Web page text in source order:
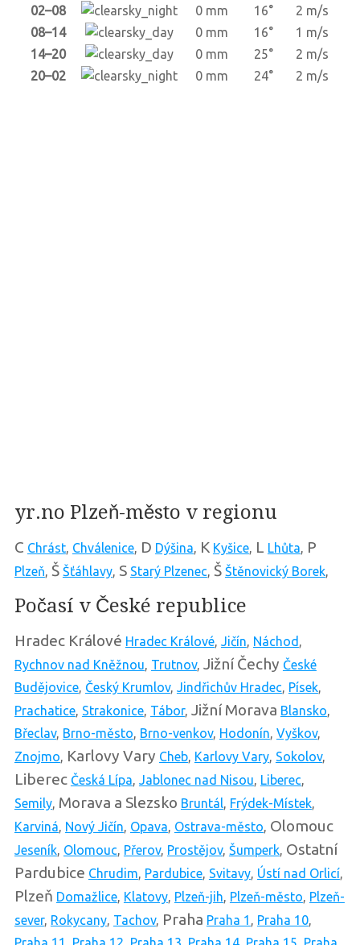
02–08
0 mm 16°
2 m/s
08–14
0 mm 16°
1 m/s
14–20
0 mm 25°
2 m/s
20–02
0 mm 24° 2 m/s
yr.no Plzeň-město v regionu
C Chrást, Chválenice, D Dýšina, K Kyšice, L Lhůta, P
Plzeň, Š Šťáhlavy, S Starý Plzenec, Š Štěnovický Borek,
Počasí v České republice
Hradec Králové Hradec Králové, Jičín, Náchod ,
Rychnov nad Kněžnou, Trutnov, Jižní Čechy České
Budějovice, Český Krumlov, Jindřichův Hradec, Písek,
Prachatice, Strakonice, Tábor, Jižní Morava Blansko,
Břeclav, Brno-město, Brno-venkov, Hodonín, Vyškov,
Znojmo, Karlovy Vary Cheb, Karlovy Vary, Sokolov,
Liberec Česká Lípa, Jablonec nad Nisou, Liberec,
Semily, Morava a Slezsko Bruntál, Frýdek-Místek,
Karviná, Nový Jičín, Opava, Ostrava-město, Olomouc
Jeseník, Olomouc, Přerov, Prostějov, Šumperk, Ostatní
Pardubice Chrudim, Pardubice, Svitavy, Ústí nad Orlicí,
Plzeň Domažlice, Klatovy, Plzeň-jih, Plzeň-město, Plzeň-
sever, Rokycany, Tachov, Praha Praha 1 , Praha 10,